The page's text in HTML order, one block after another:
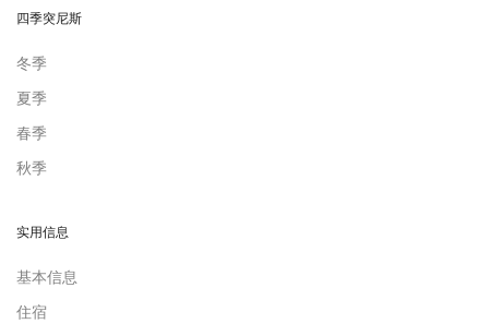
四季突尼斯
冬季
夏季
春季
秋季
实用信息
基本信息
住宿